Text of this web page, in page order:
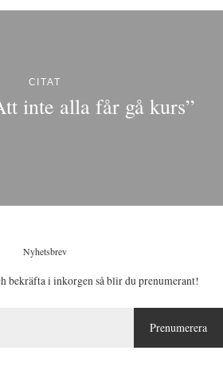
CITAT
inte alla får gå kurs”
Nyhetsbrev
bekräfta i inkorgen så blir du prenumerant!
Prenumerera